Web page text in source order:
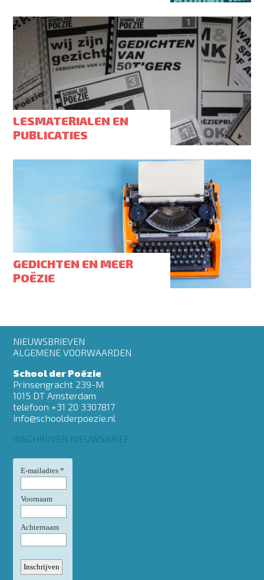
LESMATERIALEN EN
PUBLICATIES
GEDICHTEN EN MEER
POËZIE
Footer
menu
NIEUWSBRIEVEN
ALGEMENE VOORWAARDEN
School der Poëzie
Prinsengracht 239-M
1015 DT Amsterdam
telefoon +31 20 3307817
info@schoolderpoezie.nl
INSCHRIJVEN NIEUWSBRIEF